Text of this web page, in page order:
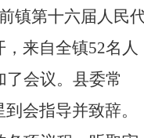
镇第十六届人民
， 来自全镇52名人
了会议。县委常
会指导并致辞。